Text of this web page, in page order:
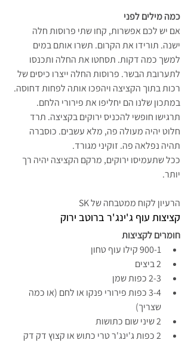
כמה מילים לפני
אם יש לכם אפשרות, קחו שתי פרוסות חלה
ישנה. תורידו את הקרום. תשרו אותם במים
למשך כמה דקות. תסחטו את החלה ותכנסו
לתערובת הבשר. פרוסות החלה ייצרו כיסים של
רכות בתוך הקציצה ויהפכו אותה לפחות דחוסה.
במתכון שלנו הם יחליפו את פירורי הלחם.
תרגישו חופשי להכניס ירוקים בקציצה. תרד
חלוט יהיה מעולה פה, מלא עשבים. כוסברה
תהיה נפלאה פה. זוקיני מגורד.
ככל שתעמיסו ירוקים, מרקם הקציצה יהיה רך
יותר.
הרעיון לקוח ממטבחה של SK
קציצות עוף ג'ינג'ר ברוטב ירוק
חומרים לקציצות
900-1 קילו עוף טחון
2 ביצים
2-3 כפות שמן
3-4 כפות פירורי פנקו או לחם (או כמה
שצריך)
2 שיני שום כתושות
2 כפות ג'ינג'ר טרי כתוש או קצוץ דק דק